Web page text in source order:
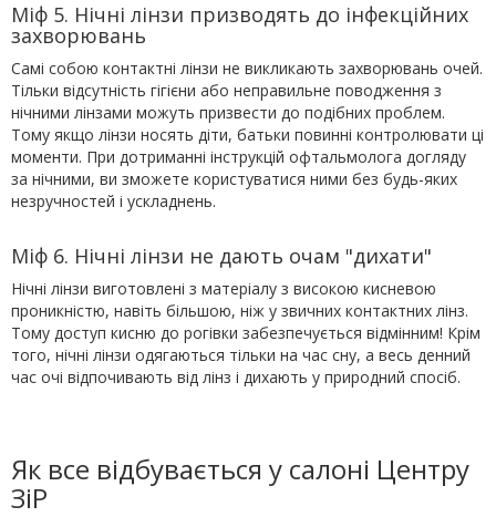
Міф 5. Нічні лінзи призводять до інфекційних
захворювань
Самі собою контактні лінзи не викликають захворювань очей.
Тільки відсутність гігієни або неправильне поводження з
нічними лінзами можуть призвести до подібних проблем.
Тому якщо лінзи носять діти, батьки повинні контролювати ці
моменти. При дотриманні інструкцій офтальмолога догляду
за нічними, ви зможете користуватися ними без будь-яких
незручностей і ускладнень.
Міф 6. Нічні лінзи не дають очам "дихати"
Нічні лінзи виготовлені з матеріалу з високою кисневою
проникністю, навіть більшою, ніж у звичних контактних лінз.
Тому доступ кисню до рогівки забезпечується відмінним! Крім
того, нічні лінзи одягаються тільки на час сну, а весь денний
час очі відпочивають від лінз і дихають у природний спосіб.
Як все відбувається у салоні Центру
ЗіР